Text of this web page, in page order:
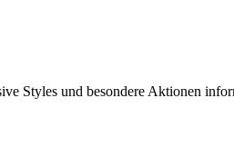
Styles und besondere Aktionen